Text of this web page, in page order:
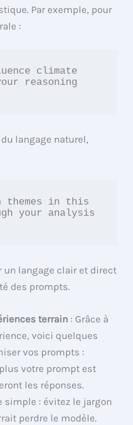
Par exemple, pour
:
climate
reasoning
langage naturel,
themes in this
your analysis
un langage clair et direct
des prompts.
terrain : Grâce à
voici quelques
vos prompts :
votre prompt est
les réponses.
simple : évitez le jargon
perdre le modèle.